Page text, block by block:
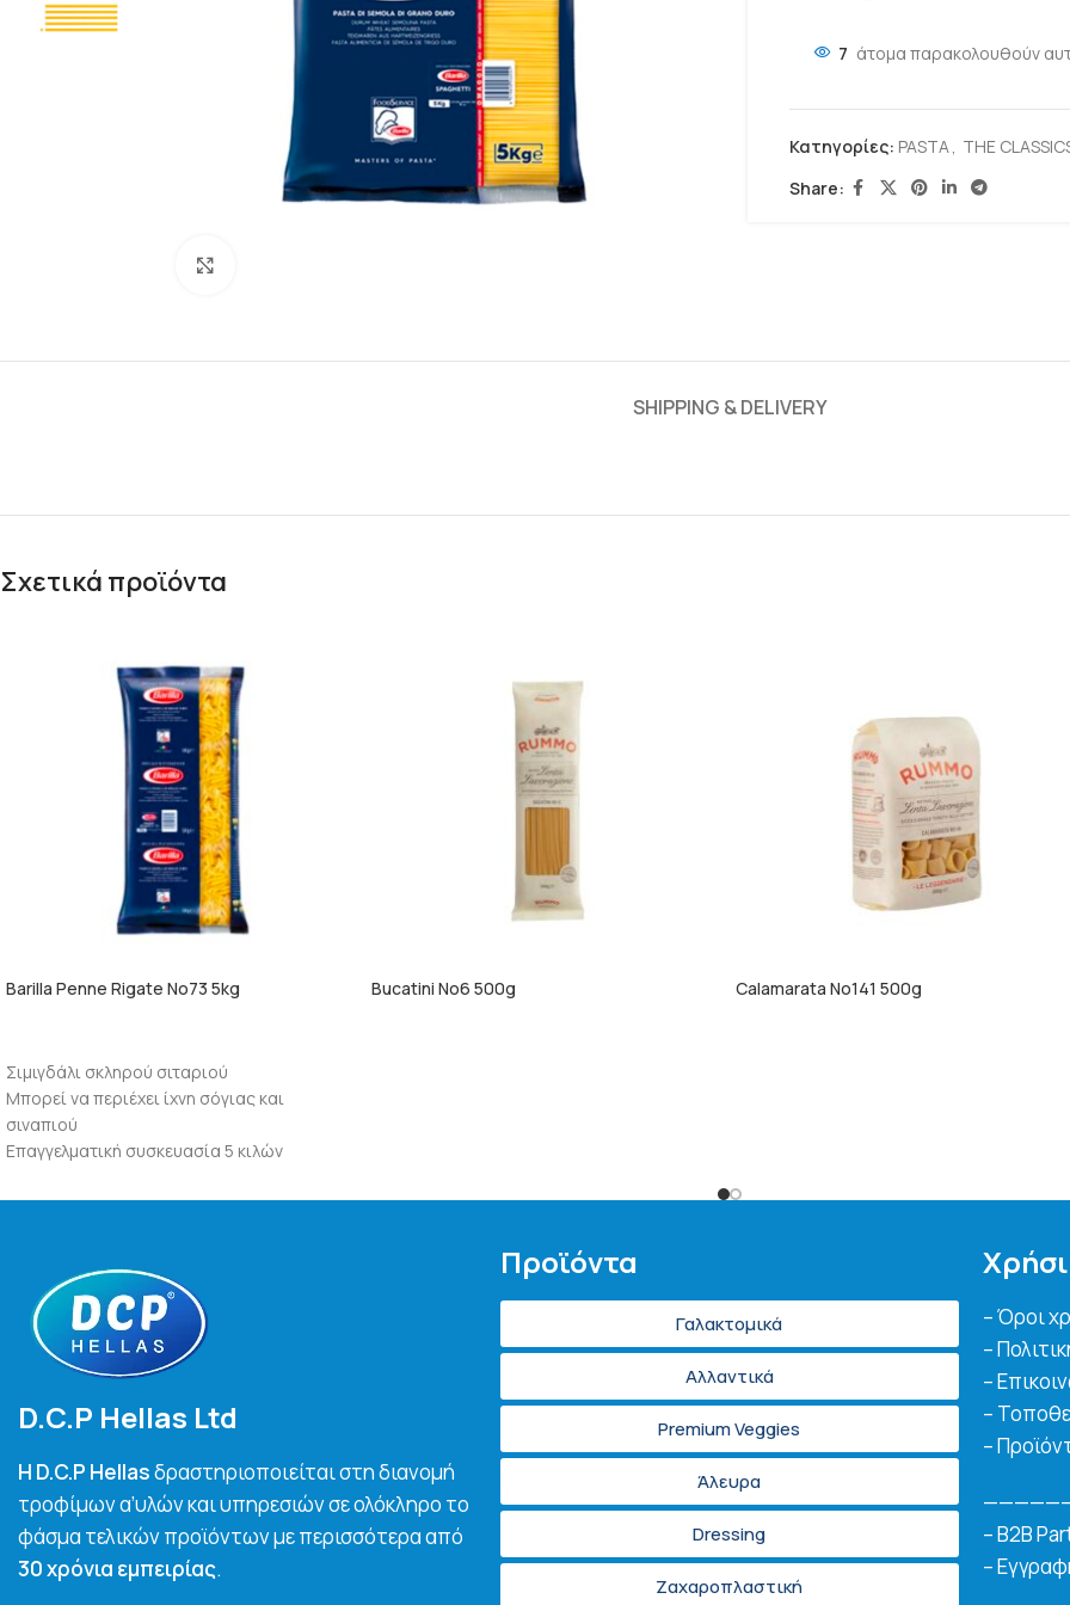
7 άτομα παρακολουθούν
Κατηγορίες: PASTA, THE
Share:
SHIPPING & DELIVERY
Σχετικά προϊόντα
Barilla Penne Rigate No73 5kg
Σιμιγδάλι σκληρού σιταριού
Μπορεί να περιέχει ίχνη σόγιας και
σιναπιού
Επαγγελματική συσκευασία 5 κιλών
Bucatini No6 500g Calamarata Νο141 500g
D.C.P Hellas Ltd
H D.C.P Hellasδραστηριοποιείται στη διανομή
τροφίμων α’υλών και υπηρεσιών σε ολόκληρο το
φάσμα τελικών προϊόντων με περισσότερα από
30 χρόνια εμπειρίας.
Προϊόντα
Γαλακτομικά
Αλλαντικά
Premium Veggies
Άλευρα
Dressing
Ζαχαροπλαστική
– Όροι
–
–
–
–
– B2B
–